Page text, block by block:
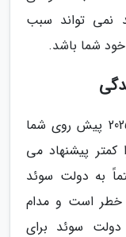
نمی تواند سبب
خود شما باشد.
راه دیگری که برای مهاجرت به سوئد 2025 پیش روی شما
کمتر پیشنهاد می
به دولت سوئد
خطر است و مدام
دولت سوئد برای